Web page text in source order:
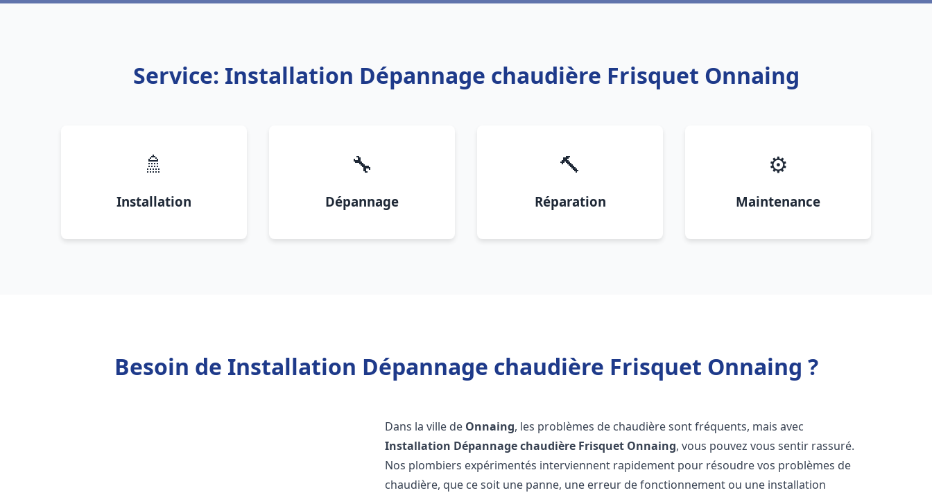
Service: Installation Dépannage chaudière Frisquet Onnaing
🚿
Installation
🔧
Dépannage
🔨
Réparation
⚙️
Maintenance
Besoin de Installation Dépannage chaudière Frisquet Onnaing ?
Dans la ville de Onnaing, les problèmes de chaudière sont fréquents, mais avec
Installation Dépannage chaudière Frisquet Onnaing, vous pouvez vous sentir rassuré.
Nos plombiers expérimentés interviennent rapidement pour résoudre vos problèmes de
chaudière, que ce soit une panne, une erreur de fonctionnement ou une installation